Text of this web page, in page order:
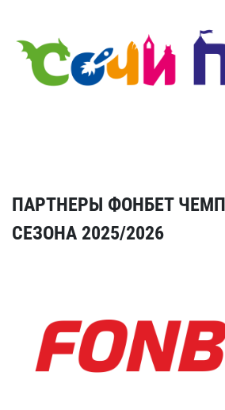
ПАРТНЕРЫ ФОНБЕТ
СЕЗОНА 2025/2026